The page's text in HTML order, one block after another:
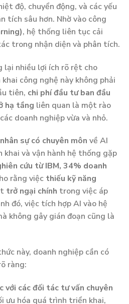
độ, chuyển động, và các yếu
tích sâu hơn. Nhờ vào công
, hệ thống liên tục cải
trong nhận diện và phân tích.
lại nhiều lợi ích rõ rệt cho
công nghệ này không phải
tiên, chi phí đầu tư ban đầu
hạ tầng liên quan là một rào
doanh nghiệp vừa và nhỏ.
sự có chuyên môn về AI
và vận hành hệ thống gặp
cứu từ IBM, 34% doanh
rằng việc thiếu kỹ năng
trở ngại chính trong việc áp
đó, việc tích hợp AI vào hệ
không gây gián đoạn cũng là
này, doanh nghiệp cần có
ràng:
với các đối tác tư vấn chuyên
ưu hóa quá trình triển khai,